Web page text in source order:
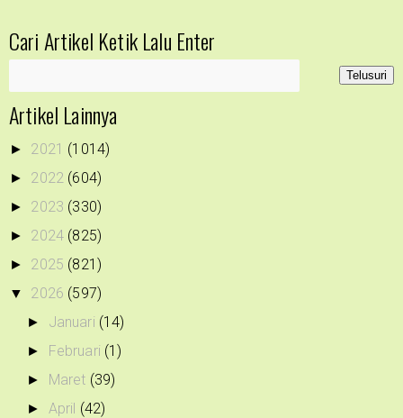
Cari Artikel Ketik Lalu Enter
Artikel Lainnya
► 2021 (1014)
► 2022 (604)
► 2023 (330)
► 2024 (825)
► 2025 (821)
▼ 2026 (597)
► Januari (14)
► Februari (1)
► Maret (39)
► April (42)